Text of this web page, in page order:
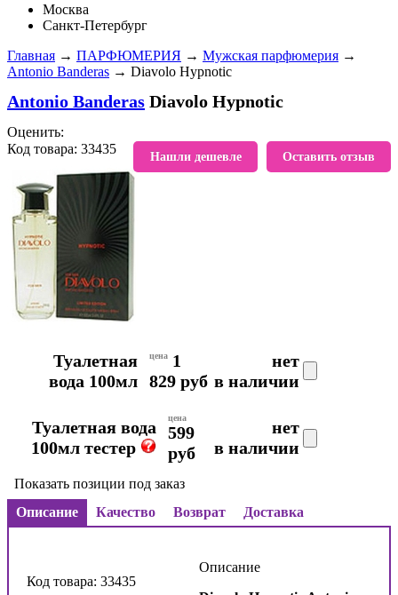
Москва
Санкт-Петербург
Главная → ПАРФЮМЕРИЯ → Мужская парфюмерия →
Antonio Banderas → Diavolo Hypnotic
Antonio Banderas Diavolo Hypnotic
Оставить отзыв
Нашли дешевле
Оценить:
Код товара: 33435
В избранное
Туалетная
вода 100мл
цена 1
829 руб
нет
в наличии
Туалетная вода
100мл тестер
цена
599
руб
нет
в наличии
Показать позиции под заказ
Описание
Качество Возврат Доставка
Код товара: 33435
Описание